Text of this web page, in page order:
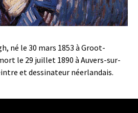
né le 30 mars 1853 à Groot-
le 29 juillet 1890 à Auvers-sur-
et dessinateur néerlandais.